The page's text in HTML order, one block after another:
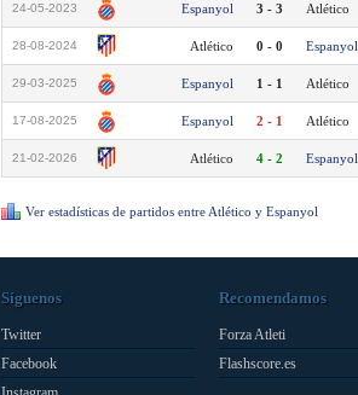
24-05-2023 Espanyol 3 - 3 Atlético
28-08-2024 Atlético 0 - 0 Espanyol
29-03-2025 Espanyol 1 - 1 Atlético
17-08-2025 Espanyol 2 - 1 Atlético
21-02-2026 Atlético 4 - 2 Espanyol
Ver estadísticas de partidos entre Atlético y Espanyol
Síguenos
Twitter
Facebook
Recomendamos
Forza Atleti
Flashscore.es